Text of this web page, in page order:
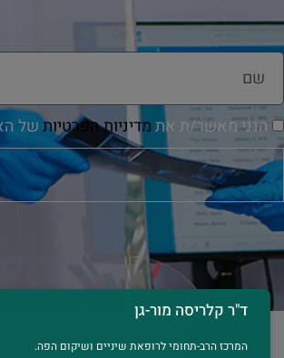
הנני מאשר/ת אתמדיניות הפרטיותשל
ד"ר קלריסה מור-גן
המרכז הרב-תחומי לרופאת שיניים ושיקום הפה.